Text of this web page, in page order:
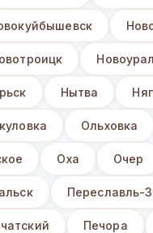
Нытва
Ольховка
Оха Очер
Переславль-
Печора